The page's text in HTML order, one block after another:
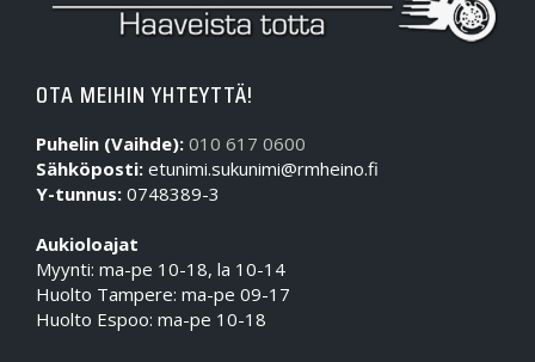
OTA MEIHIN YHTEYTTÄ!
Puhelin (Vaihde): 010 617 0600
Sähköposti: etunimi.sukunimi@rmheino.fi
Y-tunnus: 0748389-3
Aukioloajat
Myynti: ma-pe 10-18, la 10-14
Huolto Tampere: ma-pe 09-17
Huolto Espoo: ma-pe 10-18